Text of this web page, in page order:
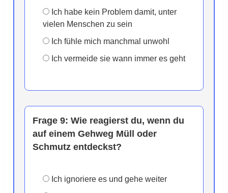
Ich habe kein Problem damit, unter
vielen Menschen zu sein
Ich fühle mich manchmal unwohl
Ich vermeide sie wann immer es geht
Frage 9: Wie reagierst du, wenn du
auf einem Gehweg Müll oder
Schmutz entdeckst?
Ich ignoriere es und gehe weiter